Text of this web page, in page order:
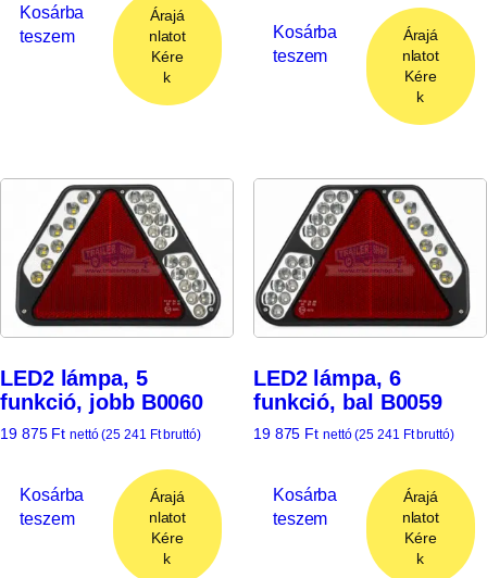
Kosárba
teszem
Árajá
nlatot
Kére
k
Kosárba
teszem
Árajá
nlatot
Kére
k
LED2 lámpa, 5
funkció, jobb B0060
19 875 Ft nettó (25 241 Ftbruttó)
Kosárba
teszem
Árajá
nlatot
Kére
k
LED2 lámpa, 6
funkció, bal B0059
19 875 Ft nettó (25 241 Ftbruttó)
Kosárba
teszem
Árajá
nlatot
Kére
k